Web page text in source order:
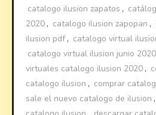
catalogo ilusion zapatos ,
2020 , catalogo ilusion zapopan ,
ilusion pdf , catalogo virtual
catalogo virtual ilusion junio 2020
virtuales catalogo ilusion 2020 ,
catalogo ilusion , comprar
sale el nuevo catalogo de ilusion ,